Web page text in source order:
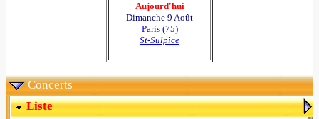
Aujourd'hui
Dimanche 9 Août
Paris (75)
St-Sulpice
Concerts
Liste